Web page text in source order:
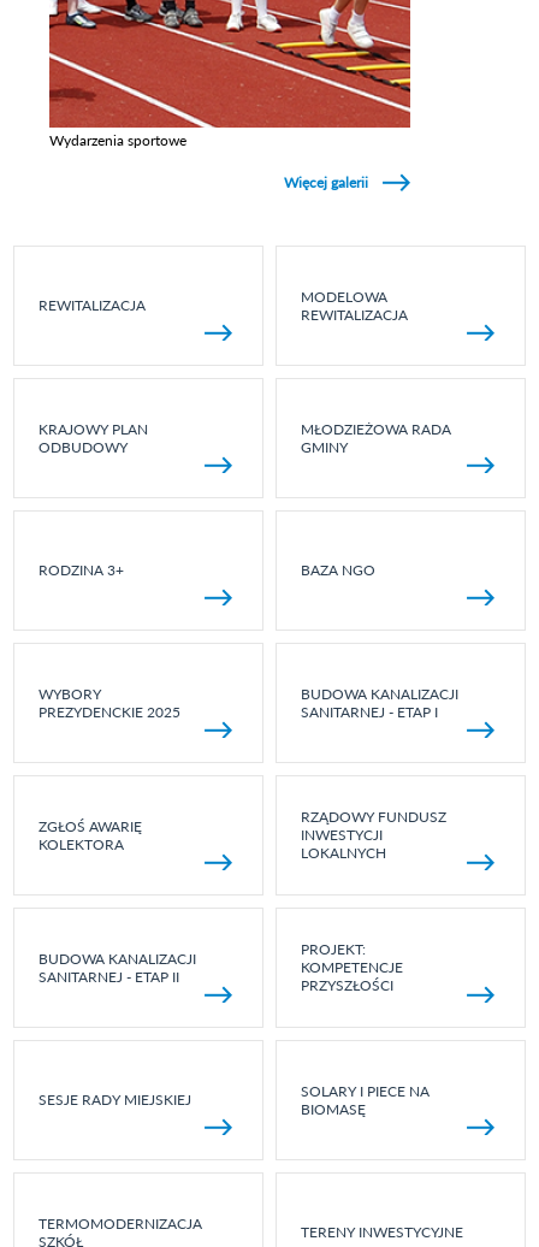
Wydarzenia sportowe
Więcej galerii
REWITALIZACJA
MODELOWA
REWITALIZACJA
KRAJOWY PLAN
ODBUDOWY
MŁODZIEŻOWA RADA
GMINY
RODZINA 3+ BAZA NGO
WYBORY
PREZYDENCKIE 2025
BUDOWA KANALIZACJI
SANITARNEJ - ETAP I
ZGŁOŚ AWARIĘ
KOLEKTORA
RZĄDOWY FUNDUSZ
INWESTYCJI
LOKALNYCH
BUDOWA KANALIZACJI
SANITARNEJ - ETAP II
PROJEKT:
KOMPETENCJE
PRZYSZŁOŚCI
SESJE RADY MIEJSKIEJ
SOLARY I PIECE NA
BIOMASĘ
TERMOMODERNIZACJA
SZKÓŁ
TERENY INWESTYCYJNE